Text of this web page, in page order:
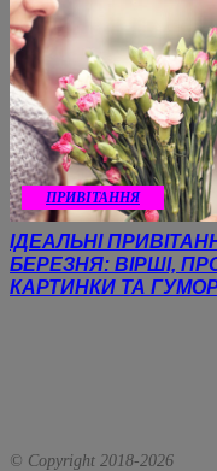
ПРИВІТАННЯ
ІДЕАЛЬНІ
БЕРЕЗНЯ: ВІРШІ,
КАРТИНКИ ТА
© Copyright 2018-2026